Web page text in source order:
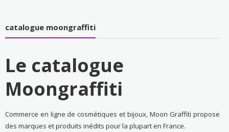
catalogue moongraffiti
Le catalogue
Moongraffiti
Commerce en ligne de cosmétiques et bijoux, Moon Graffiti propose
des marques et produits inédits pour la plupart en France.